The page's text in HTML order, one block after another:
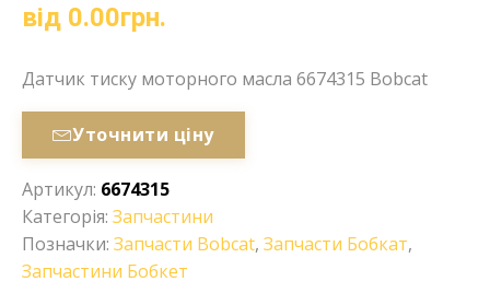
від 0.00грн.
Датчик тиску моторного масла 6674315 Bobcat
Уточнити ціну
Артикул: 6674315
Категорія: Запчастини
Позначки: Запчасти Bobcat, Запчасти Бобкат,
Запчастини Бобкет